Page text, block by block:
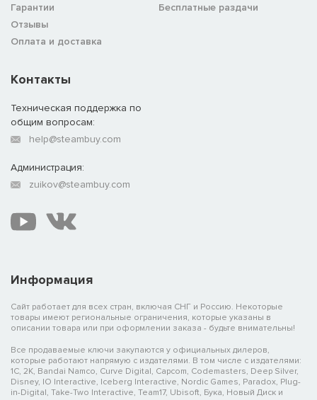
Гарантии
Отзывы
Оплата и доставка
Бесплатные раздачи
Информация
Сайт работает для всех стран, включая СНГ и Россию. Некоторые
товары имеют региональные ограничения, которые указаны в
описании товара или при оформлении заказа - будьте внимательны!
Все продаваемые ключи закупаются у официальных дилеров,
которые работают напрямую с издателями. В том числе с издателями:
1C, 2K, Bandai Namco, Curve Digital, Capcom, Codemasters, Deep Silver,
Disney, IO Interactive, Iceberg Interactive, Nordic Games, Paradox, Plug-
in-Digital, Take-Two Interactive, Team17, Ubisoft, Бука, Новый Диск и
Контакты
Техническая поддержка по
общим вопросам:
help@steambuy.com
Администрация:
zuikov@steambuy.com